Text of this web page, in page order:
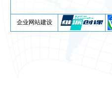
企业网站建设